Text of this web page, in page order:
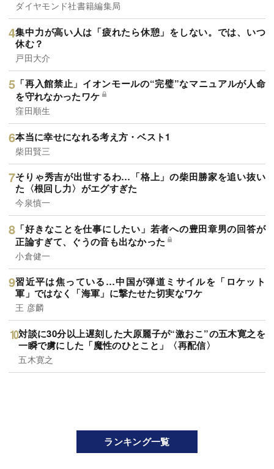
ダイヤモンド社書籍編集局
集中力が高い人は「疲れたら休憩」をしない。では、いつ
休む？
戸田大介
「再入館禁止」イオンモールの“完璧”なマニュアルが人命
を守れなかったワケ
窪田順生
本当に幸せになれる考え方・ベスト1
柴田賢三
そりゃ秀吉が出世するわ…「格上」の柴田勝家を追い抜い
た〈根回し力〉がエグすぎた
今泉慎一
「好きなことを仕事にしたい」若者への豊田章男の回答が
正論すぎて、ぐうの音も出なかった
小倉健一
習近平は焦っている…中国が弾道ミサイルを「ロケット
軍」ではなく「海軍」に撃たせた切実なワケ
王 彦麟
対談に30分以上遅刻した大原麗子が“激おこ”の五木寛之を
一瞬で虜にした「魔性のひとこと」〈再配信〉
五木寛之
ランキング一覧